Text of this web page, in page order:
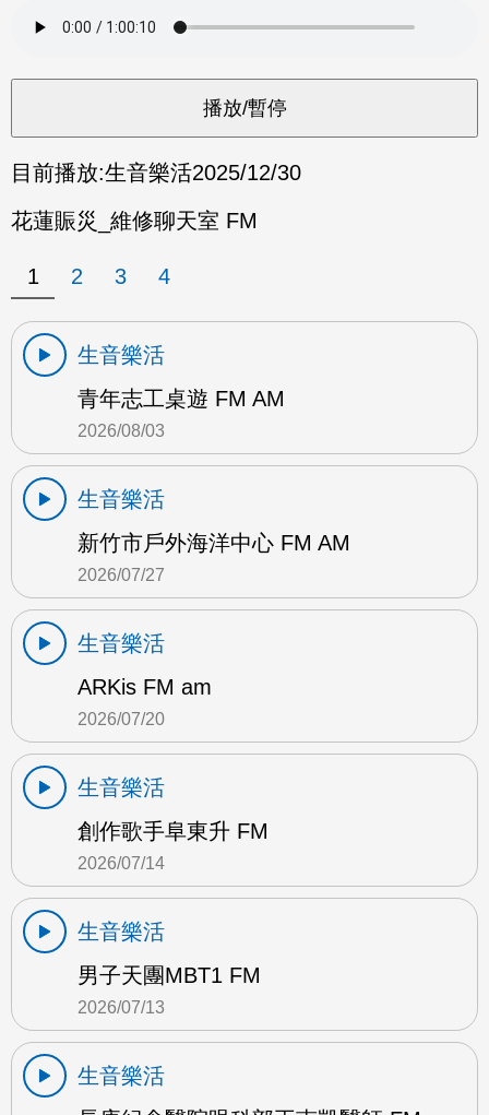
目前播放:生音樂活2025/12/30
花蓮賑災_維修聊天室 FM
1 2 3 4
生音樂活
青年志工桌遊 FM AM
2026/08/03
生音樂活
新竹市戶外海洋中心 FM AM
2026/07/27
生音樂活
ARKis FM am
2026/07/20
生音樂活
創作歌手阜東升 FM
2026/07/14
生音樂活
男子天團MBT1 FM
2026/07/13
生音樂活